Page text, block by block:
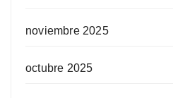
noviembre 2025
octubre 2025